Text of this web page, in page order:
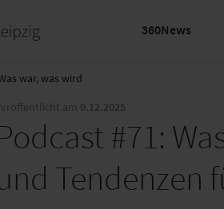
360News
war, was wird
am 9.12.2025
#71:
Tendenzen